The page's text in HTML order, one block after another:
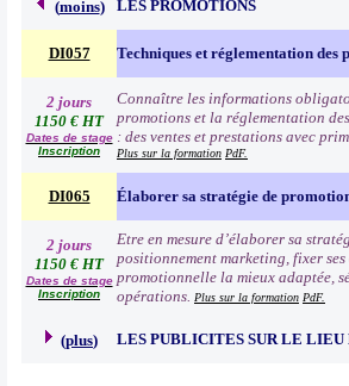
(moins) LES PROMOTIONS
DI057 Techniques et réglementation des
2 jours
1150 € HT
Dates de stage
Inscription
Connaître les informations
promotions et la réglementation
: des ventes et prestations avec
Plus sur la formation PdF.
DI065 Élaborer sa stratégie de
2 jours
1150 € HT
Dates de stage
Inscription
Etre en mesure d’élaborer sa
positionnement marketing, fixer
promotionnelle la mieux adaptée,
opérations. Plus sur la formation PdF.
(plus) LES PUBLICITES SUR LE LIEU